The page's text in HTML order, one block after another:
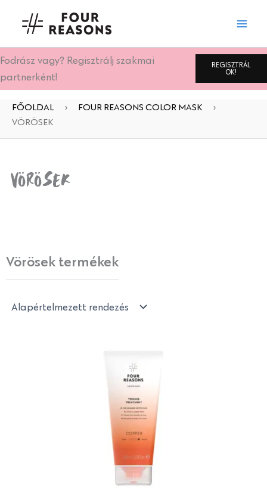
Fodrász vagy? Regisztrálj szakmai
partnerként!
REGISZTRÁL
OK!
FŐOLDAL › FOUR REASONS COLOR MASK
›
VÖRÖSEK
Vörösek
Vörösek termékek